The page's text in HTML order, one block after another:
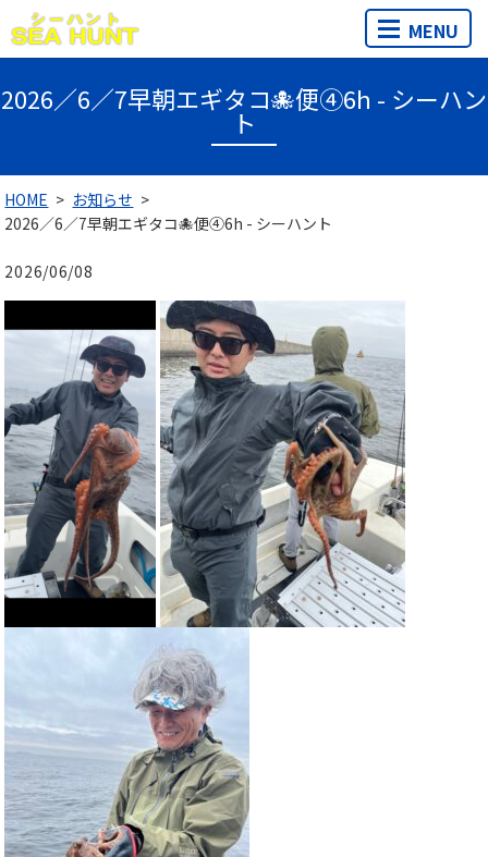
MENU
2026／6／7早朝エギタコ🐙便④6h - シーハン
ト
HOME
お知らせ
2026／6／7早朝エギタコ🐙便④6h - シーハント
2026/06/08